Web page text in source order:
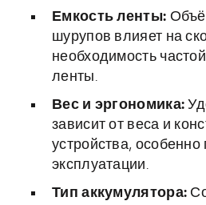
Емкость ленты:
шурупов влияет на
необходимость
ленты.
Вес и эргономика:
зависит от веса и
устройства,
эксплуатации.
Тип аккумулятора: